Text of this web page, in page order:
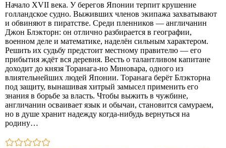
Начало XVII века. У берегов Японии терпит крушение
голландское судно. Выживших членов экипажа захватывают
и обвиняют в пиратстве. Среди пленников — англичанин
Джон Блэкторн: он отлично разбирается в географии,
военном деле и математике, наделён сильным характером.
Решить их судьбу предстоит местному правителю — его
прибытия ждёт вся деревня. Весть о талантливом капитане
доходит до князя Торанага‑но Миновара, одного из
влиятельнейших людей Японии. Торанага берёт Блэкторна
под защиту, вынашивая хитрый замысел применить его
знания в борьбе за власть. Чтобы выжить в чужбине,
англичанин осваивает язык и обычаи, становится самураем,
но в душе хранит надежду когда‑нибудь вернуться на
родину…